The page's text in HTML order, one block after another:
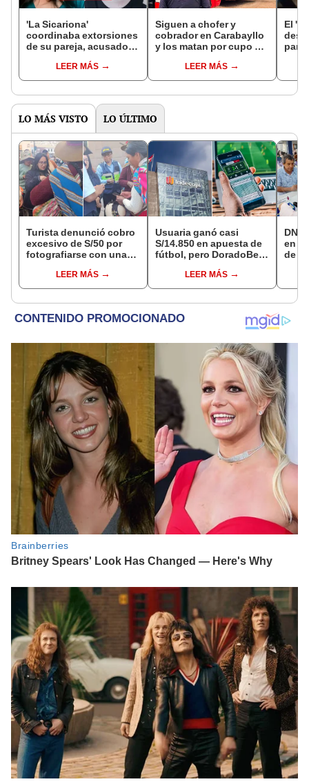
'La Sicariona'
coordinaba extorsiones
de su pareja, acusado
al Poder Judicial
LEER MÁS
Siguen a chofer y
cobrador en Carabayllo
y los matan por cupo de
extorsiones desde 2023
LEER MÁS
El
para
LO MÁS VISTO LO ÚLTIMO
Turista denunció cobro
excesivo de S/50 por
fotografiarse con una
serenazgo recuperó el
dinero
LEER MÁS
Usuaria ganó casi
S/14.850 en apuesta de
fútbol, pero DoradoBet
Indecopi multó a la
empresa con más de S/
LEER MÁS
DNI
en
de